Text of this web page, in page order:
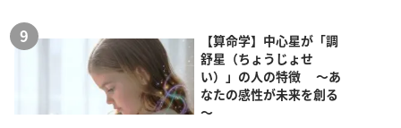
【算命学】中心星が「調
舒星（ちょうじょせ
い）」の人の特徴 ～あ
なたの感性が未来を創る
～